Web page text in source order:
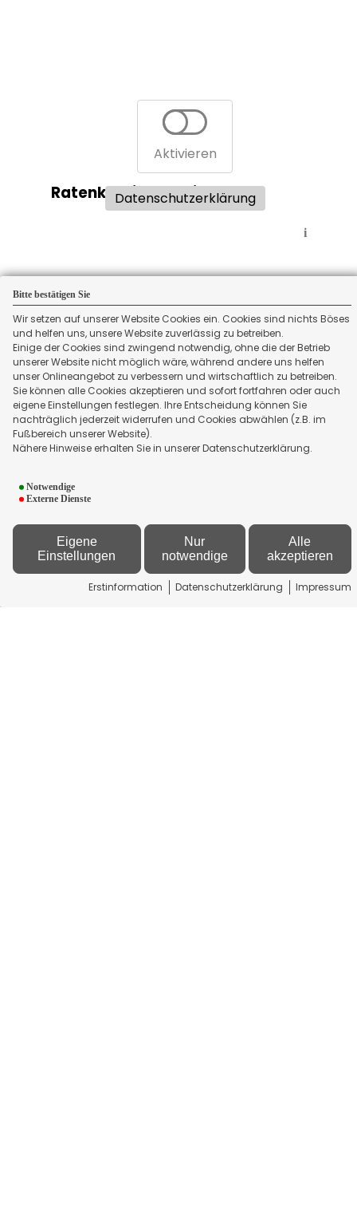
Bitte bestätigen Sie
Wir setzen auf unserer Website Cookies ein. Cookies sind nichts Böses
und helfen uns, unsere Website zuverlässig zu betreiben.
Einige der Cookies sind zwingend notwendig, ohne die der Betrieb
unserer Website nicht möglich wäre, während andere uns helfen
unser Onlineangebot zu verbessern und wirtschaftlich zu betreiben.
Sie können alle Cookies akzeptieren und sofort fortfahren oder auch
eigene Einstellungen festlegen. Ihre Entscheidung können Sie
nachträglich jederzeit widerrufen und Cookies abwählen (z.B. im
Fußbereich unserer Website).
Nähere Hinweise erhalten Sie in unserer Datenschutzerklärung.
Notwendige
Externe Dienste
Eigene
Einstellungen
Nur
notwendige
Alle
akzeptieren
Erstinformation Datenschutzerklärung Impressum
Aktivieren
Datenschutzerklärung
Ratenkreditvergleich:
i
Aktivieren
Datenschutzerklärung
Kreditkartenvergleich: